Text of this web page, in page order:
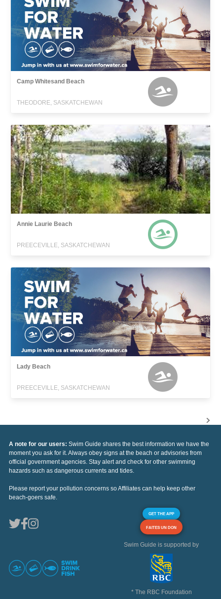
Camp Whitesand Beach
THEODORE, SASKATCHEWAN
Annie Laurie Beach
PREECEVILLE, SASKATCHEWAN
Lady Beach
PREECEVILLE, SASKATCHEWAN
A note for our users: Swim Guide shares the best information we have the
moment you ask for it. Always obey signs at the beach or advisories from
official government agencies. Stay alert and check for other swimming
hazards such as dangerous currents and tides.
Please report your pollution concerns so Affiliates can help keep other
beach-goers safe.
GET THE APP
FAITES UN DON
Swim Guide is supported by
* The RBC Foundation